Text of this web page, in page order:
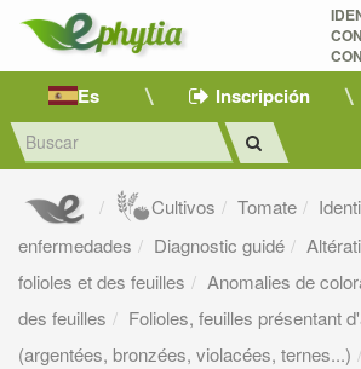
Es Inscripción
Cultivos Tomate
enfermedades
Diagnostic guidé
folioles et des feuilles
Anomalies de
des feuilles
Folioles, feuilles présentant
(argentées, bronzées, violacées, ternes...)